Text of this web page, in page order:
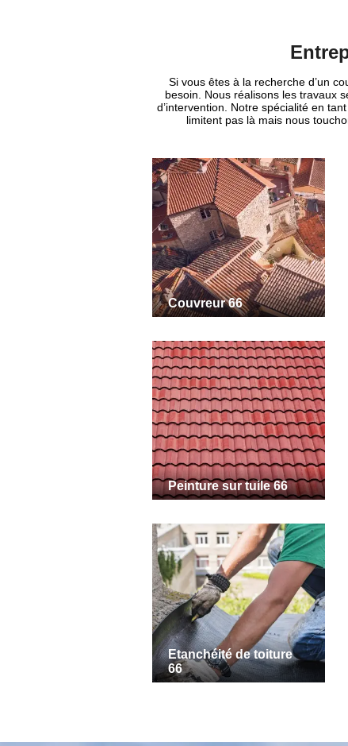
Si vous êtes à la recherche d’un
besoin. Nous réalisons les travaux
d’intervention. Notre spécialité en
limitent pas là mais nous
Couvreur 66
Peinture sur tuile 66
Etanchéité de toiture
66